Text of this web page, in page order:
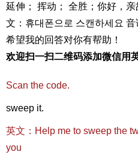
延伸； 挥动； 全胜；你好，
文：휴대폰으로 스캔하세요
希望我的回答对你有帮助！
欢迎扫一扫二维码添加微信用
Scan the code.
sweep it.
英文：Help me to sweep the
you